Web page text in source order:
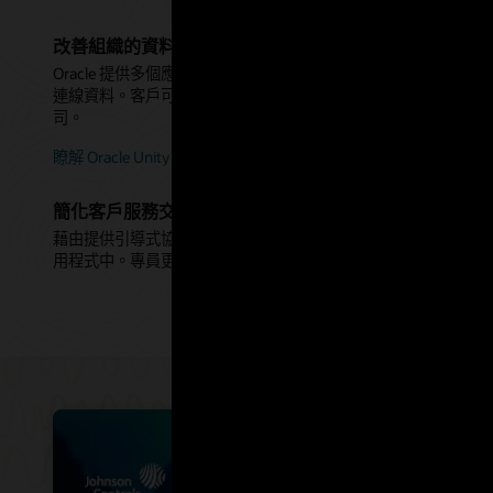
改善組織的資料可見性
Oracle 提供多個應用程式和客戶接觸點的解決方案，可協助企業
連線資料。客戶可以享有更個人化的全方位服務體驗，以及更即
司。
瞭解 Oracle Unity
簡化客戶服務交付
藉由提供引導式協助、下一個最佳動作建議及例行流程自動化，
用程式中。專員更有時間專注在高價值客戶關係，以及產生營收